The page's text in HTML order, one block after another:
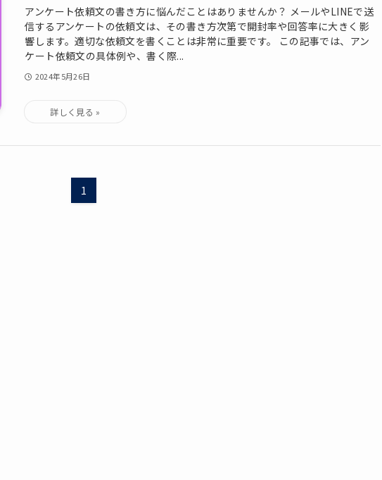
アンケート依頼文の書き方に悩んだことはありませんか？ メールやLINEで送
信するアンケートの依頼文は、その書き方次第で開封率や回答率に大きく影
響します。適切な依頼文を書くことは非常に重要です。 この記事では、アン
ケート依頼文の具体例や、書く際...
2024年5月26日
1